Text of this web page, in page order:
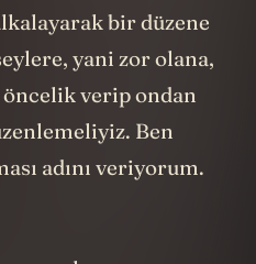
bir düzene
yani zor olana,
öncelik verip ondan
Ben
adını veriyorum.